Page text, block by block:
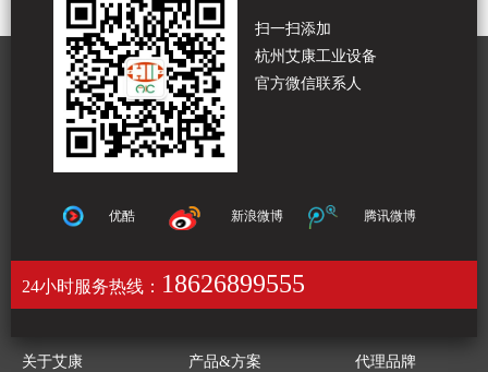
腾讯微博
优酷 新浪微博
扫一扫添加
杭州艾康工业设备
官方微信联系人
24小时服务热线： 18626899555
关于艾康 产品&方案 代理品牌